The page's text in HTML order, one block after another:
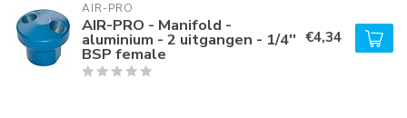
AIR-PRO
AIR-PRO - Manifold -
aluminium - 2 uitgangen - 1/4''
BSP female
€4,34